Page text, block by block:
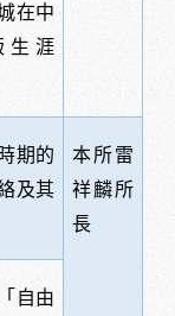
在中
生涯
期的
及其
本所雷
祥麟所
長
自由